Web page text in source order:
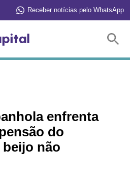
Receber notícias pelo WhatsApp
enfrenta
do
não